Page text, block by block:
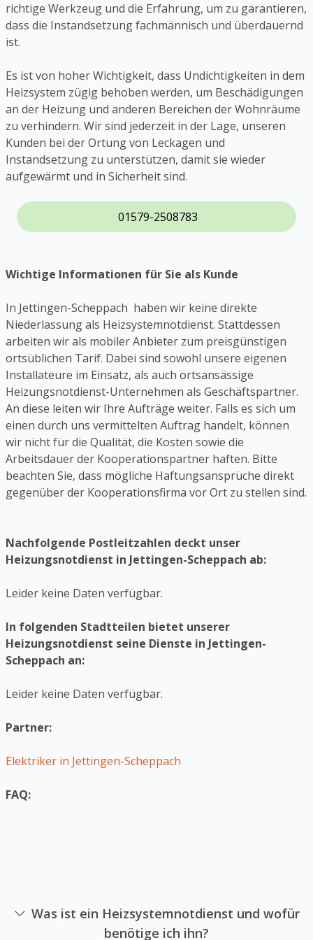
richtige Werkzeug und die Erfahrung, um zu garantieren,
dass die Instandsetzung fachmännisch und überdauernd
ist.
Es ist von hoher Wichtigkeit, dass Undichtigkeiten in dem
Heizsystem zügig behoben werden, um Beschädigungen
an der Heizung und anderen Bereichen der Wohnräume
zu verhindern. Wir sind jederzeit in der Lage, unseren
Kunden bei der Ortung von Leckagen und
Instandsetzung zu unterstützen, damit sie wieder
aufgewärmt und in Sicherheit sind.
01579-2508783
Wichtige Informationen für Sie als Kunde
In Jettingen-Scheppach haben wir keine direkte
Niederlassung als Heizsystemnotdienst. Stattdessen
arbeiten wir als mobiler Anbieter zum preisgünstigen
ortsüblichen Tarif. Dabei sind sowohl unsere eigenen
Installateure im Einsatz, als auch ortsansässige
Heizungsnotdienst-Unternehmen als Geschäftspartner.
An diese leiten wir Ihre Aufträge weiter. Falls es sich um
einen durch uns vermittelten Auftrag handelt, können
wir nicht für die Qualität, die Kosten sowie die
Arbeitsdauer der Kooperationspartner haften. Bitte
beachten Sie, dass mögliche Haftungsansprüche direkt
gegenüber der Kooperationsfirma vor Ort zu stellen sind.
Nachfolgende Postleitzahlen deckt unser
Heizungsnotdienst in Jettingen-Scheppach ab:
Leider keine Daten verfügbar.
In folgenden Stadtteilen bietet unserer
Heizungsnotdienst seine Dienste in Jettingen-
Scheppach an:
Leider keine Daten verfügbar.
Partner:
Elektriker in Jettingen-Scheppach
FAQ:
Was ist ein Heizsystemnotdienst und wofür
benötige ich ihn?